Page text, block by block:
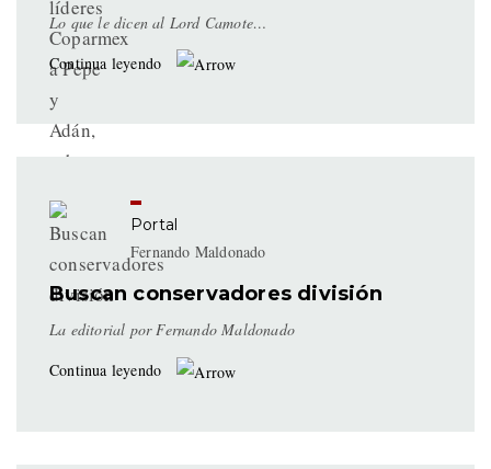
Lo que le dicen al Lord Camote…
Continua leyendo
Portal
Fernando Maldonado
Buscan conservadores división
La editorial por Fernando Maldonado
Continua leyendo